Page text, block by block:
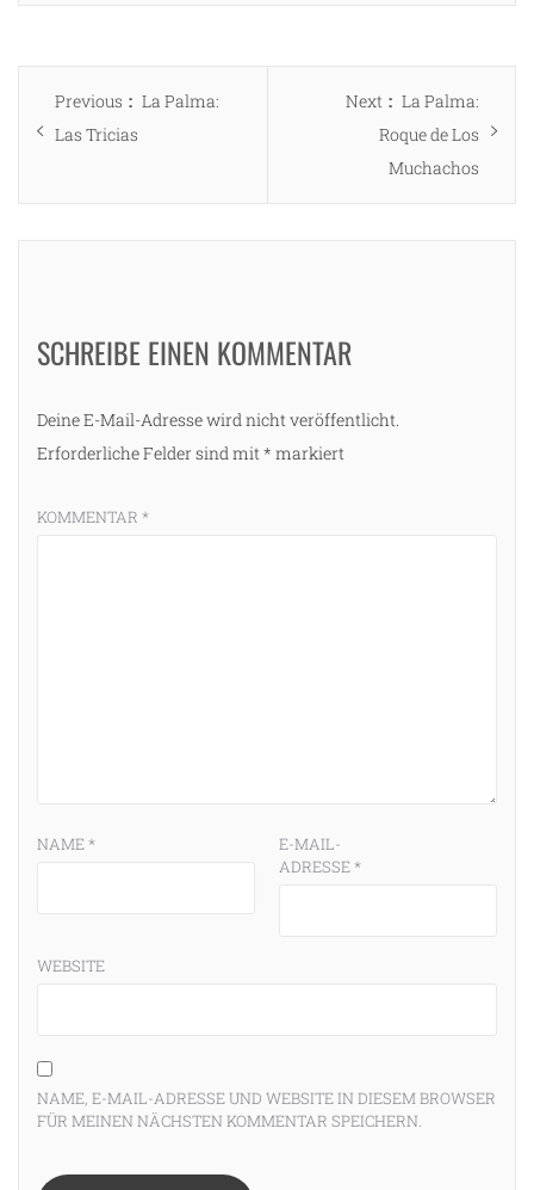
Beitragsnavigation
Previous
Previous
La Palma:
Las Tricias
Next
Next
post:
La Palma:
Roque de Los
Muchachos
SCHREIBE EINEN KOMMENTAR
Deine E-Mail-Adresse wird nicht veröffentlicht.
Erforderliche Felder sind mit * markiert
KOMMENTAR *
NAME*
E-MAIL-
ADRESSE*
WEBSITE
NAME, E-MAIL-ADRESSE UND WEBSITE IN DIESEM BROWSER
FÜR MEINEN NÄCHSTEN KOMMENTAR SPEICHERN.